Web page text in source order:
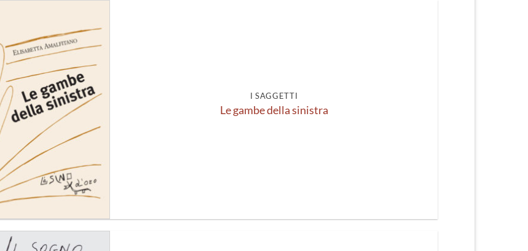
Aggiungi
alla lista
dei
I SAGGETTI
Le gambe della sinistra